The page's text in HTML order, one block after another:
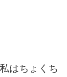
はちょくち